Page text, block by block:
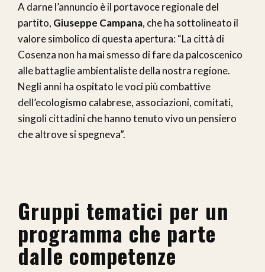
A darne l’annuncio è il portavoce regionale del
partito, Giuseppe Campana, che ha sottolineato il
valore simbolico di questa apertura: “La città di
Cosenza non ha mai smesso di fare da palcoscenico
alle battaglie ambientaliste della nostra regione.
Negli anni ha ospitato le voci più combattive
dell’ecologismo calabrese, associazioni, comitati,
singoli cittadini che hanno tenuto vivo un pensiero
che altrove si spegneva”.
Gruppi tematici per un
programma che parte
dalle competenze